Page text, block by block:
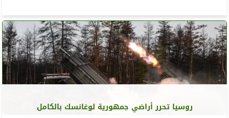
روسيا تحرر أراضي جمهورية لوغانسك بالكامل